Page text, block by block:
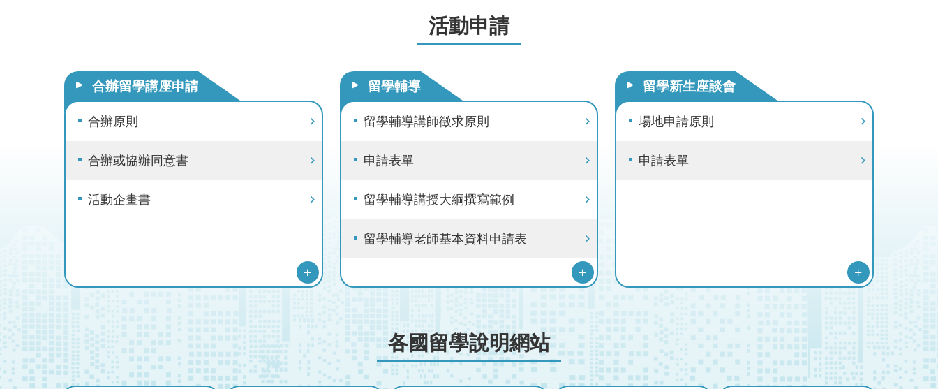
活動申請
合辦留學講座申請
合辦原則
合辦或協辦同意書
活動企畫書
多
留學輔導
留學輔導講師徵求原則
申請表單
留學輔導講授大綱撰寫範例
留學輔導老師基本資料申請表
多
留學新生座談會
場地申請原則
申請表單
多
各國留學說明網站